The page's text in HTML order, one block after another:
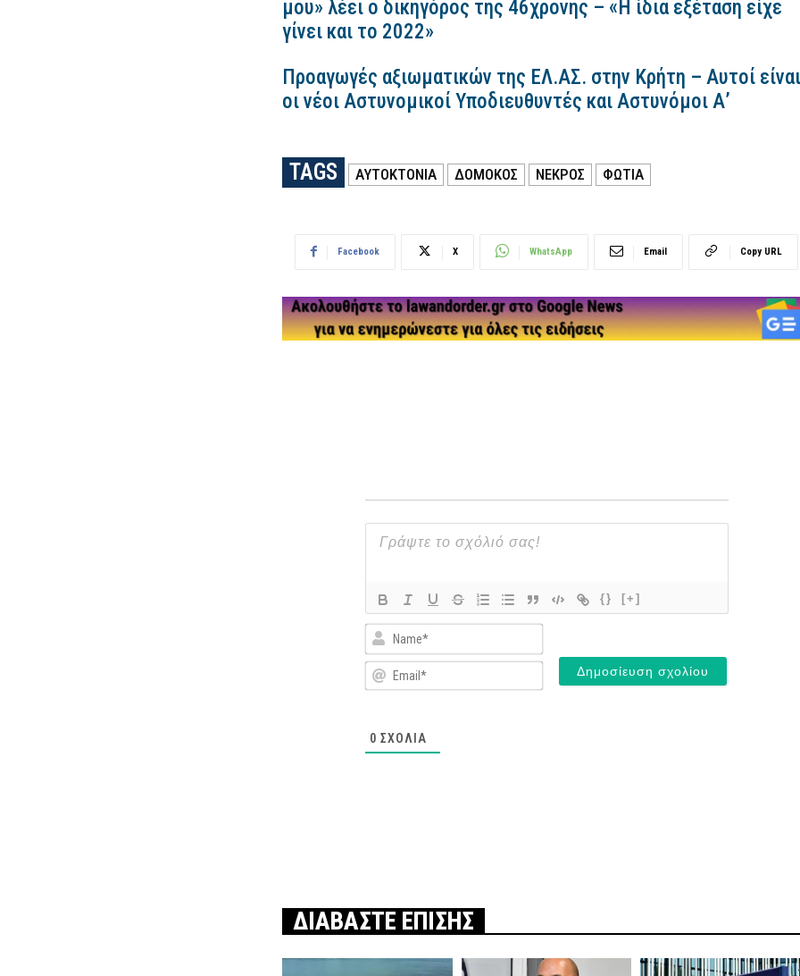
μου» λέει ο δικηγόρος της 46χρονης – «Η ίδια εξέταση είχε
γίνει και το 2022»
Προαγωγές αξιωματικών της ΕΛ.ΑΣ. στην Κρήτη – Αυτοί είναι
οι νέοι Αστυνομικοί Υποδιευθυντές και Αστυνόμοι Α’
TAGS ΑΥΤΟΚΤΟΝΙΑ ΔΟΜΟΚΟΣ ΝΕΚΡΟΣ ΦΩΤΙΑ
Facebook X WhatsApp Email Copy URL
{} [+]
Name*
Email*
0 ΣΧΌΛΙΑ
ΔΙΑΒΑΣΤΕ ΕΠΙΣΗΣ